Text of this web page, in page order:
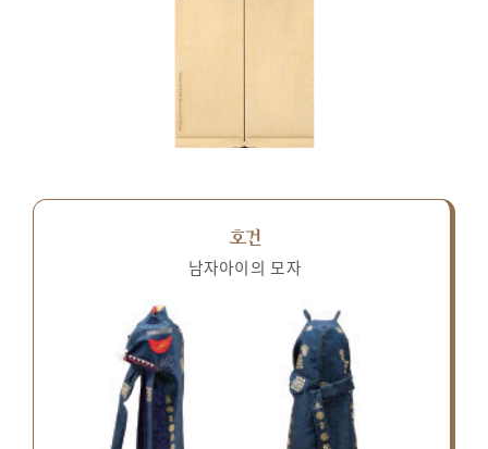
호건
남자아이의 모자